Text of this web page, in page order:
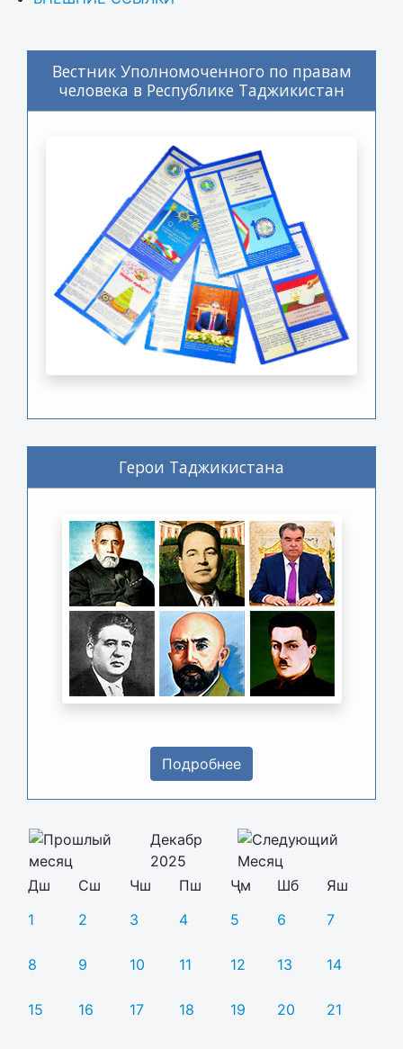
Вестник Уполномоченного по правам
человека в Республике Таджикистан
Герои Таджикистана
Подробнее
Декабр
2025
Дш
Сш Чш Пш Ҷм Шб
Яш
1
2 3 4 5 6 7
8 9 10 11 12 13 14
15 16 17 18 19 20 21